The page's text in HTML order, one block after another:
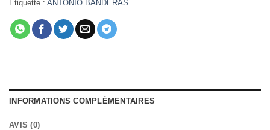
Étiquette : ANTONIO BANDERAS
INFORMATIONS COMPLÉMENTAIRES
AVIS (0)